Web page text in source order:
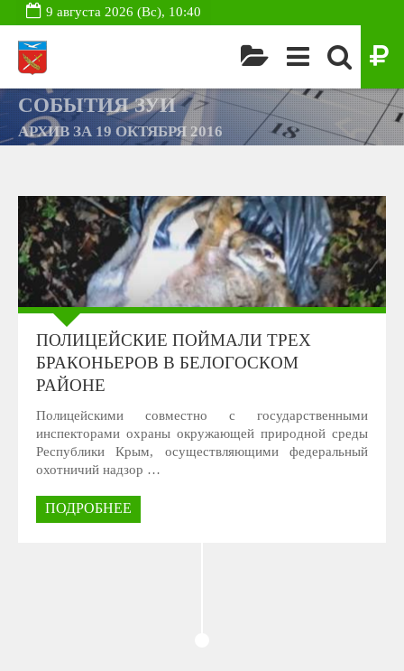
9 августа 2026 (Вс), 10:40
СОБЫТИЯ ЗУИ
АРХИВ ЗА 19 ОКТЯБРЯ 2016
ПОЛИЦЕЙСКИЕ ПОЙМАЛИ ТРЕХ
БРАКОНЬЕРОВ В БЕЛОГОСКОМ
РАЙОНЕ
Полицейскими совместно с государственными
инспекторами охраны окружающей природной среды
Республики Крым, осуществляющими федеральный
охотничий надзор …
ПОДРОБНЕЕ